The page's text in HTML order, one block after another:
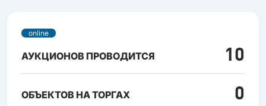
online
АУКЦИОНОВ ПРОВОДИТСЯ 10
ОБЪЕКТОВ НА ТОРГАХ 0